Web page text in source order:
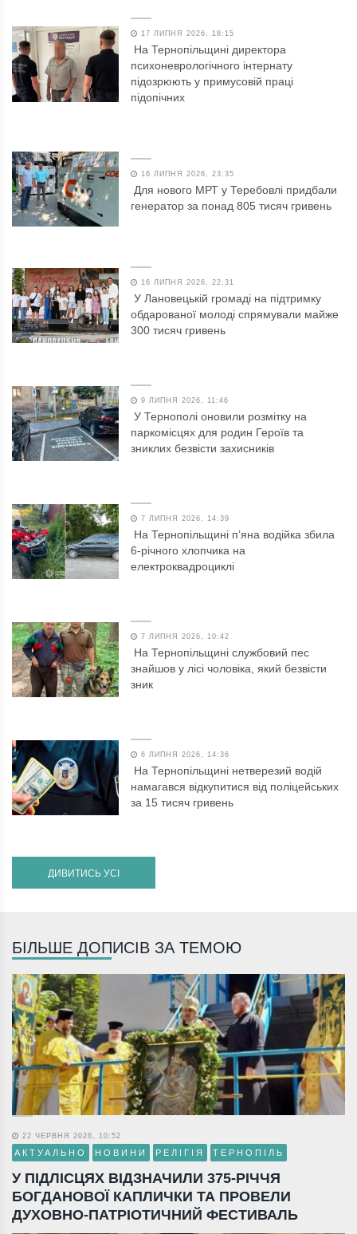
17 ЛИПНЯ 2026, 18:15
На Тернопільщині директора
психоневрологічного інтернату
підозрюють у примусовій праці
підопічних
16 ЛИПНЯ 2026, 23:35
Для нового МРТ у Теребовлі придбали
генератор за понад 805 тисяч гривень
16 ЛИПНЯ 2026, 22:31
У Лановецькій громаді на підтримку
обдарованої молоді спрямували майже
300 тисяч гривень
9 ЛИПНЯ 2026, 11:46
У Тернополі оновили розмітку на
паркомісцях для родин Героїв та
зниклих безвісти захисників
7 ЛИПНЯ 2026, 14:39
На Тернопільщині п’яна водійка збила
6-річного хлопчика на
електроквадроциклі
7 ЛИПНЯ 2026, 10:42
На Тернопільщині службовий пес
знайшов у лісі чоловіка, який безвісти
зник
6 ЛИПНЯ 2026, 14:36
На Тернопільщині нетверезий водій
намагався відкупитися від поліцейських
за 15 тисяч гривень
ДИВИТИСЬ УСІ
БІЛЬШЕ ДОПИСІВ ЗА ТЕМОЮ
22 ЧЕРВНЯ 2026, 10:52
АКТУАЛЬНО НОВИНИ РЕЛІГІЯ ТЕРНОПІЛЬ
У ПІДЛІСЦЯХ ВІДЗНАЧИЛИ 375-РІЧЧЯ
БОГДАНОВОЇ КАПЛИЧКИ ТА ПРОВЕЛИ
ДУХОВНО-ПАТРІОТИЧНИЙ ФЕСТИВАЛЬ